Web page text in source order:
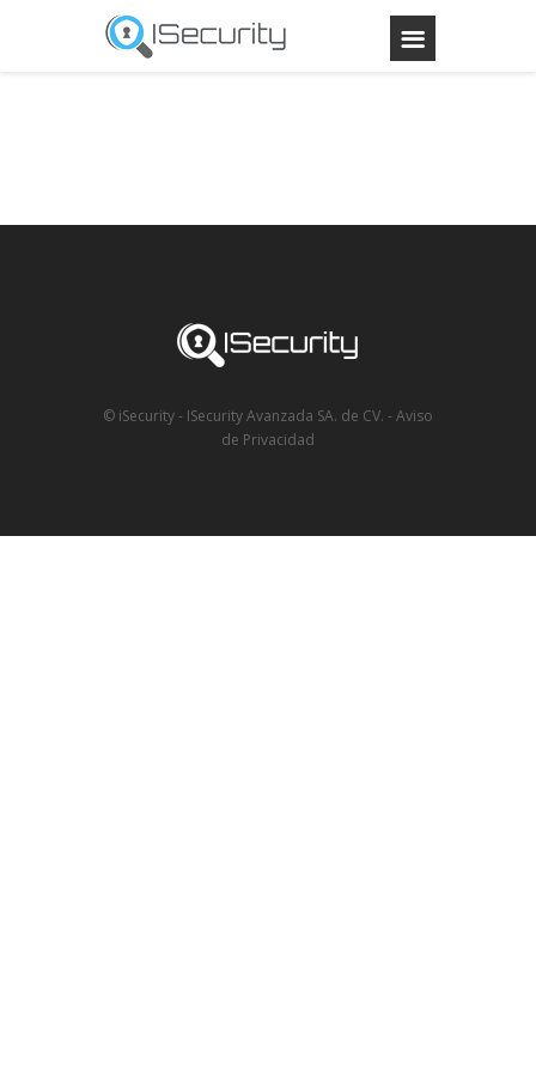
© iSecurity - ISecurity Avanzada SA. de CV. - Aviso
de Privacidad